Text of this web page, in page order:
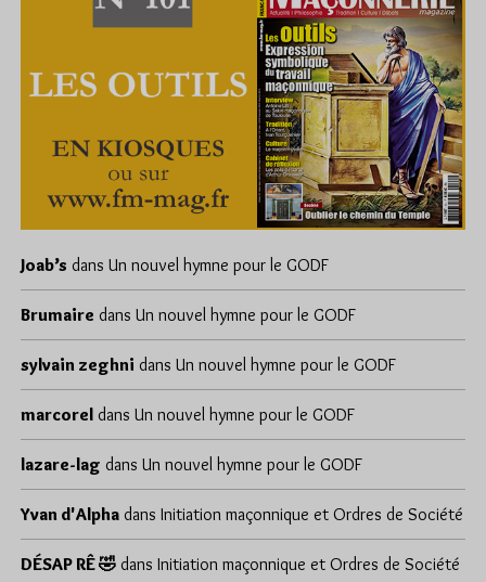
Joab’s dans Un nouvel hymne pour le GODF
Brumaire dans Un nouvel hymne pour le GODF
sylvain zeghni dans Un nouvel hymne pour le GODF
marcorel dans Un nouvel hymne pour le GODF
lazare-lag dans Un nouvel hymne pour le GODF
Yvan d'Alpha dans Initiation maçonnique et Ordres de Société
DÉSAP RÊ 🤣 dans Initiation maçonnique et Ordres de Société